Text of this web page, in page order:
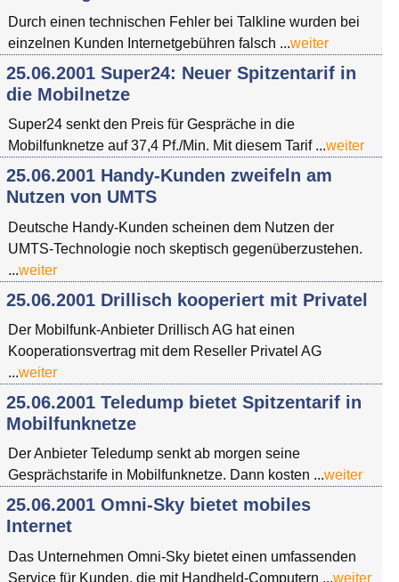
Durch einen technischen Fehler bei Talkline wurden bei
einzelnen Kunden Internetgebühren falsch ...weiter
25.06.2001 Super24: Neuer Spitzentarif in
die Mobilnetze
Super24 senkt den Preis für Gespräche in die
Mobilfunknetze auf 37,4 Pf./Min. Mit diesem Tarif ...weiter
25.06.2001 Handy-Kunden zweifeln am
Nutzen von UMTS
Deutsche Handy-Kunden scheinen dem Nutzen der
UMTS-Technologie noch skeptisch gegenüberzustehen.
...weiter
25.06.2001 Drillisch kooperiert mit Privatel
Der Mobilfunk-Anbieter Drillisch AG hat einen
Kooperationsvertrag mit dem Reseller Privatel AG
...weiter
25.06.2001 Teledump bietet Spitzentarif in
Mobilfunknetze
Der Anbieter Teledump senkt ab morgen seine
Gesprächstarife in Mobilfunknetze. Dann kosten ...weiter
25.06.2001 Omni-Sky bietet mobiles
Internet
Das Unternehmen Omni-Sky bietet einen umfassenden
Service für Kunden, die mit Handheld-Computern ...weiter